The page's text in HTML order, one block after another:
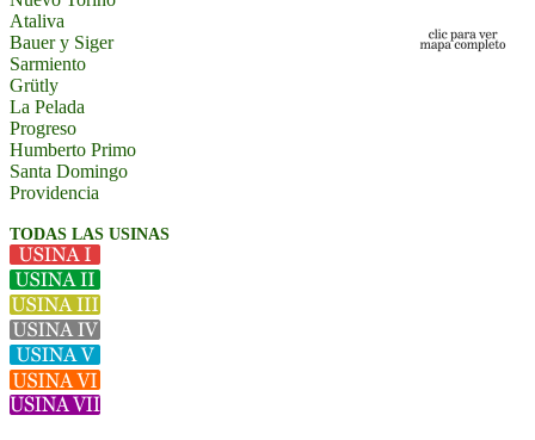
Ataliva
Bauer y Siger
Sarmiento
Grütly
La Pelada
Progreso
Humberto Primo
Santa Domingo
Providencia
TODAS LAS USINAS